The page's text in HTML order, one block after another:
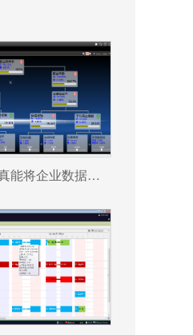
ERP管理系统真能将企业数据转化为可执行决策吗?